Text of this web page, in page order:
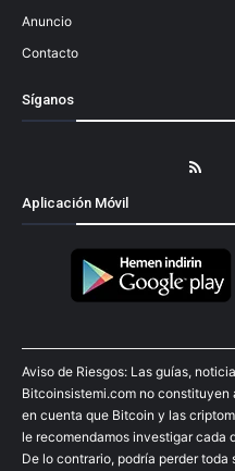
Anuncio
Contacto
Síganos
Aplicación Móvil
Aviso de Riesgos: Las guías,
Bitcoinsistemi.com no constituyen
en cuenta que Bitcoin y las
le recomendamos investigar cada
De lo contrario, podría perder